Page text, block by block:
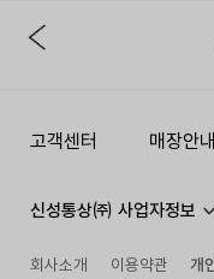
고객센터 매장안내
신성통상㈜ 사업자정보
회사소개 이용약관
개